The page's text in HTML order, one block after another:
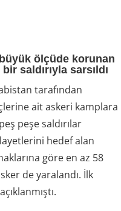
büyük ölçüde korunan
saldırıyla sarsıldı
tarafından
ait askeri kamplara
peşe saldırılar
hedef alan
göre en az 58
de yaralandı. İlk